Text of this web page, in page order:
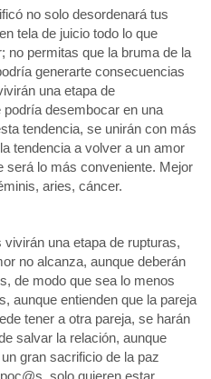
no solo desordenará tus
tela de juicio todo lo que
no permitas que la bruma de la
generarte consecuencias
una etapa de
desembocar en una
tendencia, se unirán con más
tendencia a volver a un amor
será lo más conveniente. Mejor
aries, cáncer.
una etapa de rupturas,
no alcanza, aunque deberán
de modo que sea lo menos
aunque entienden que la pareja
tener a otra pareja, se harán
salvar la relación, aunque
gran sacrificio de la paz
solo quieren estar